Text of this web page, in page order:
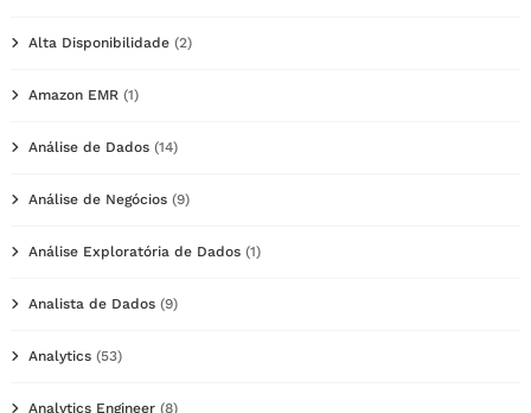
Alta Disponibilidade (2)
Amazon EMR (1)
Análise de Dados (14)
Análise de Negócios (9)
Análise Exploratória de Dados (1)
Analista de Dados (9)
Analytics (53)
Analytics Engineer (8)